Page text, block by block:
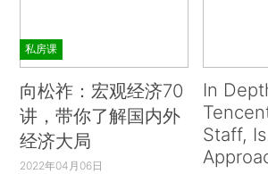
私房课
向松祚：宏观经济70
讲，带你了解国内外
经济大局
2022年04月06日
In
Staff, Is